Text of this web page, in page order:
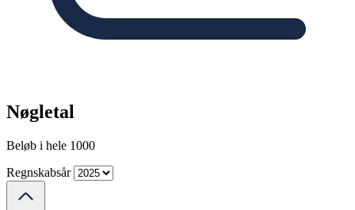
Nøgletal
Beløb i hele 1000
Regnskabsår